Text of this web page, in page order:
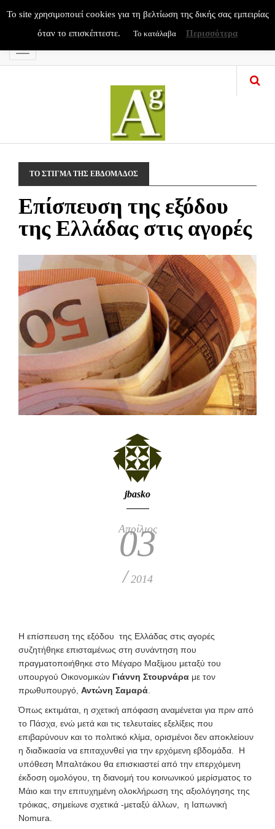
Menu
ΤΟ ΣΤΙΓΜΑ ΤΗΣ ΕΒΔΟΜΑΔΟΣ
Eπίσπευση της εξόδου
της Ελλάδας στις αγορές
jbasko
Απρίλιος
03
/2014
Η επίσπευση της εξόδου της Ελλάδας στις αγορές
συζητήθηκε επισταμένως στη συνάντηση που
πραγματοποιήθηκε στο Μέγαρο Μαξίμου μεταξύ του
υπουργού Οικονομικών Γιάννη Στουρνάρα με τον
πρωθυπουργό, Αντώνη Σαμαρά
Όπως εκτιμάται, η σχετική απόφαση αναμένεται για πριν από
το Πάσχα, ενώ μετά και τις τελευταίες εξελίξεις που
επιβαρύνουν και το πολιτικό κλίμα, ορισμένοι δεν αποκλείουν
η διαδικασία να επιταχυνθεί για την ερχόμενη εβδομάδα. Η
υπόθεση Μπαλτάκου θα επισκιαστεί από την επερχόμενη
έκδοση ομολόγου, τη διανομή του κοινωνικού μερίσματος το
Μάιο και την επιτυχημένη ολοκλήρωση της αξιολόγησης της
τρόικας, σημείωνε σχετικά -μεταξύ άλλων, η Ιαπωνική
Nomura.
To site χρησιμοποιεί cookies για τη βελτίωση της δικής σας εμπειρίας
όταν το επισκέπτεστε.
Το κατάλαβα Περισσότερα